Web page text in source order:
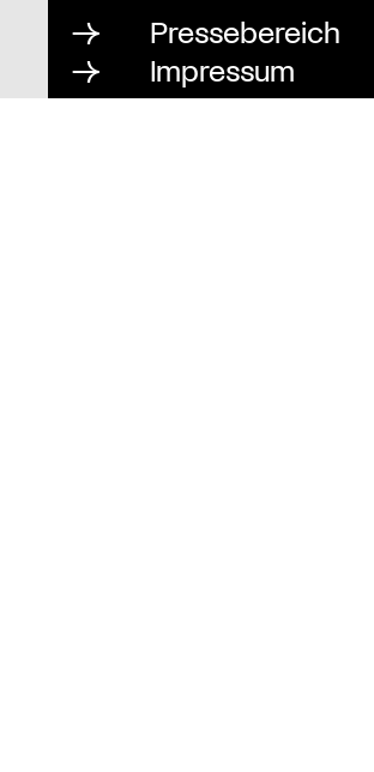
Pressebereich
Impressum
Datenschutz und